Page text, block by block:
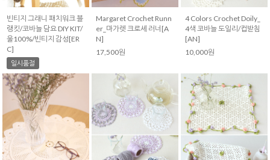
빈티지 그래니 패치워크 블
랭킷/코바늘 담요 DIY KIT/
울100%/빈티지 감성[ER
C]
일시품절
Margaret Crochet Runn
er_마가렛 크로셰 러너[A
N]
17,500원
4 Colors Crochet Doily_
4색 코바늘 도일리/컵받침
[AN]
10,000원